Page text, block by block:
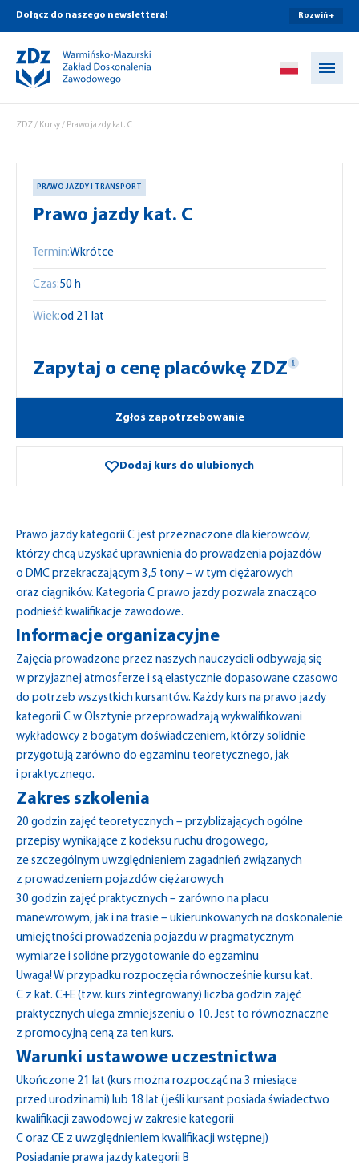
Dołącz do naszego newslettera! Rozwiń +
ZDZ/ Kursy/ Prawo jazdy kat. C
PRAWO JAZDY I TRANSPORT
Prawo jazdy kat. C
Termin:Wkrótce
Czas:50 h
Wiek:od 21 lat
Zapytaj o cenę placówkę ZDZ
Zgłoś zapotrzebowanie
Dodaj kurs do ulubionych
Prawo jazdy kategorii C jest przeznaczone dla kierowców,
którzy chcą uzyskać uprawnienia do prowadzenia pojazdów
o DMC przekraczającym 3,5 tony – w tym ciężarowych
oraz ciągników. Kategoria C prawo jazdy pozwala znacząco
podnieść kwalifikacje zawodowe.
Informacje organizacyjne
Zajęcia prowadzone przez naszych nauczycieli odbywają się
w przyjaznej atmosferze i są elastycznie dopasowane czasowo
do potrzeb wszystkich kursantów. Każdy kurs na prawo jazdy
kategorii C w Olsztynie przeprowadzają wykwalifikowani
wykładowcy z bogatym doświadczeniem, którzy solidnie
przygotują zarówno do egzaminu teoretycznego, jak
i praktycznego.
Zakres szkolenia
20 godzin zajęć teoretycznych – przybliżających ogólne
przepisy wynikające z kodeksu ruchu drogowego,
ze szczególnym uwzględnieniem zagadnień związanych
z prowadzeniem pojazdów ciężarowych
30 godzin zajęć praktycznych – zarówno na placu
manewrowym, jak i na trasie – ukierunkowanych na doskonalenie
umiejętności prowadzenia pojazdu w pragmatycznym
wymiarze i solidne przygotowanie do egzaminu
Uwaga! W przypadku rozpoczęcia równocześnie kursu kat.
C z kat. C+E (tzw. kurs zintegrowany) liczba godzin zajęć
praktycznych ulega zmniejszeniu o 10. Jest to równoznaczne
z promocyjną ceną za ten kurs.
Warunki ustawowe uczestnictwa
Ukończone 21 lat (kurs można rozpocząć na 3 miesiące
przed urodzinami) lub 18 lat (jeśli kursant posiada świadectwo
kwalifikacji zawodowej w zakresie kategorii
C oraz CE z uwzględnieniem kwalifikacji wstępnej)
Posiadanie prawa jazdy kategorii B